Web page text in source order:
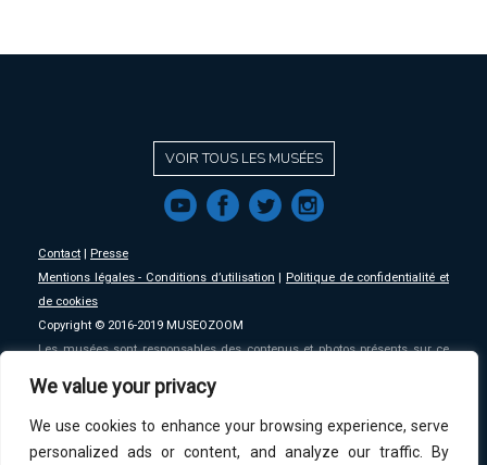
We value your privacy
We use cookies to enhance your browsing experience, serve
personalized ads or content, and analyze our traffic. By
VOIR TOUS LES MUSÉES
f a b e
Contact | Presse
Mentions légales - Conditions d’utilisation | Politique de confidentialité et
de cookies
Copyright © 2016-2019 MUSEOZOOM
Les musées sont responsables des contenus et photos présents sur ce
An initative ofMSW.